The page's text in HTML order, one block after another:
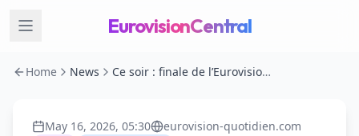
EurovisionCentral
Home News Ce soir : finale de l’Eurovision 2026
May 16, 2026, 05:30 eurovision-quotidien.com